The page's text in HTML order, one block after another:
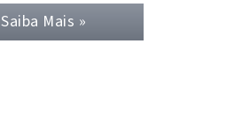
Saiba Mais »